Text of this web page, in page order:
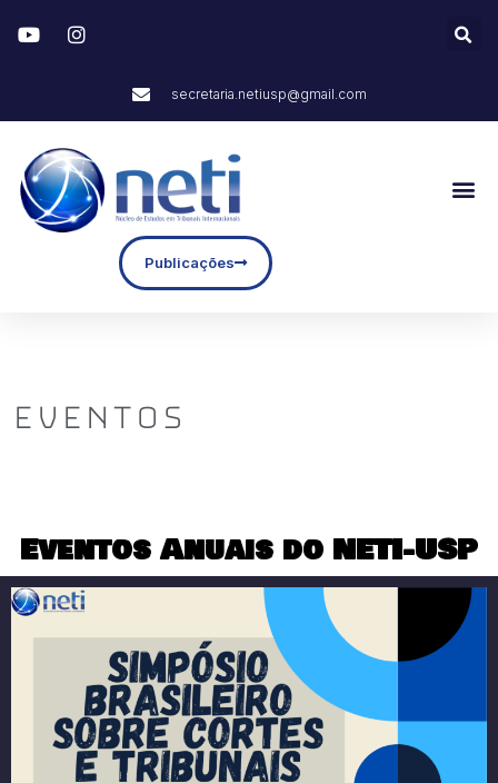
secretaria.netiusp@gmail.com
Publicações
Eventos
Eventos Anuais do NETI-USP